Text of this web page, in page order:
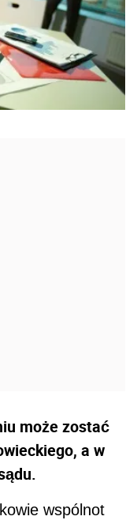
może zostać
a w
wspólnot